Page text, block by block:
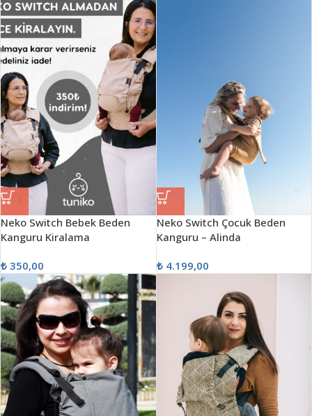
Neko Switch Bebek Beden
Kanguru Kiralama
₺ 350,00
Neko Switch Çocuk Beden
Kanguru – Alinda
₺4.199,00